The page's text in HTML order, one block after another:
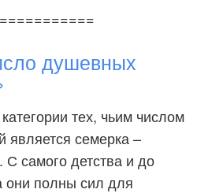
душевных
тех, чьим числом
семерка –
самого детства и до
они полны сил для